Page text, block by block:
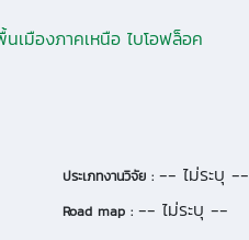
เมืองภาคเหนือ ไบโอฟล็อค
ประเภทงานวิจัย : -- ไม่ระบุ --
Road map : -- ไม่ระบุ --